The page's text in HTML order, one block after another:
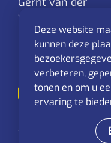
Deze website
kunnen deze
verbeteren,
tonen en om u
ervaring te
Veenstraat 24
5348 RD Oss
0412-625
Stuur een
mail